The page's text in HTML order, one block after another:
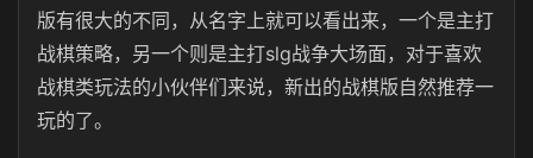
版有很大的不同，从名字上就可以看出来，一个是主打
战棋策略，另一个则是主打slg战争大场面，对于喜欢
战棋类玩法的小伙伴们来说，新出的战棋版自然推荐一
玩的了。